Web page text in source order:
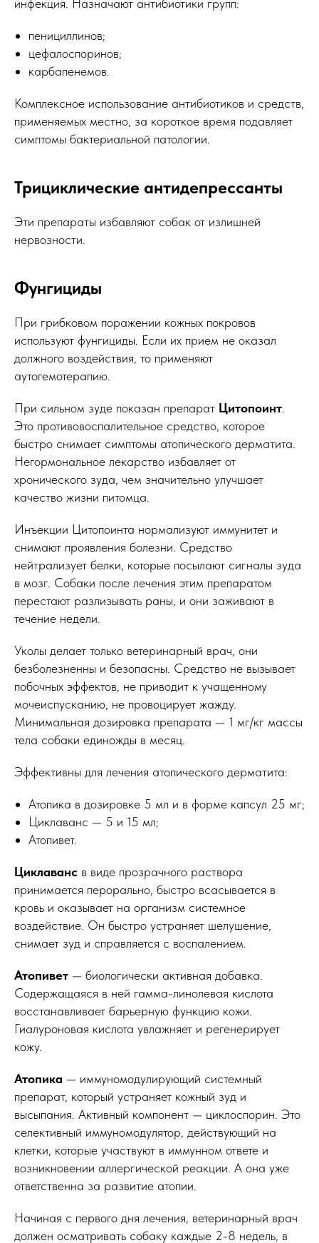
инфекция. Назначают антибиотики групп:
пенициллинов;
цефалоспоринов;
карбапенемов.
Комплексное использование антибиотиков и средств,
применяемых местно, за короткое время подавляет
симптомы бактериальной патологии.
Трициклические антидепрессанты
Эти препараты избавляют собак от излишней
нервозности.
Фунгициды
При грибковом поражении кожных покровов
используют фунгициды. Если их прием не оказал
должного воздействия, то применяют
аутогемотерапию.
При сильном зуде показан препарат Цитопоинт
Это противовоспалительное средство, которое
быстро снимает симптомы атопического дерматита.
Негормональное лекарство избавляет от
хронического зуда, чем значительно улучшает
качество жизни питомца.
Инъекции Цитопоинта нормализуют иммунитет и
снимают проявления болезни. Средство
нейтрализует белки, которые посылают сигналы зуда
в мозг. Собаки после лечения этим препаратом
перестают разлизывать раны, и они заживают в
течение недели.
Уколы делает только ветеринарный врач, они
безболезненны и безопасны. Средство не вызывает
побочных эффектов, не приводит к учащенному
мочеиспусканию, не провоцирует жажду.
Минимальная дозировка препарата — 1 мг/кг массы
тела собаки единожды в месяц.
Эффективны для лечения атопического дерматита:
Атопика в дозировке 5 мл и в форме капсул 25 мг;
Циклаванс — 5 и 15 мл;
Атопивет.
Циклаванс в виде прозрачного раствора
принимается перорально, быстро всасывается в
кровь и оказывает на организм системное
воздействие. Он быстро устраняет шелушение,
снимает зуд и справляется с воспалением.
Атопивет — биологически активная добавка.
Содержащаяся в ней гамма-линолевая кислота
восстанавливает барьерную функцию кожи.
Гиалуроновая кислота увлажняет и регенерирует
кожу.
Атопика — иммуномодулирующий системный
препарат, который устраняет кожный зуд и
высыпания. Активный компонент — циклоспорин. Это
селективный иммуномодулятор, действующий на
клетки, которые участвуют в иммунном ответе и
возникновении аллергической реакции. А она уже
ответственна за развитие атопии.
Начиная с первого дня лечения, ветеринарный врач
должен осматривать собаку каждые 2-8 недель, в